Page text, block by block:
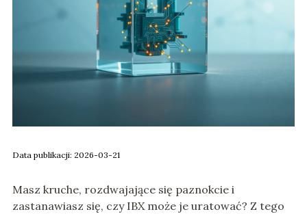
Data publikacji: 2026-03-21
Masz kruche, rozdwajające się paznokcie i
zastanawiasz się, czy IBX może je uratować? Z tego